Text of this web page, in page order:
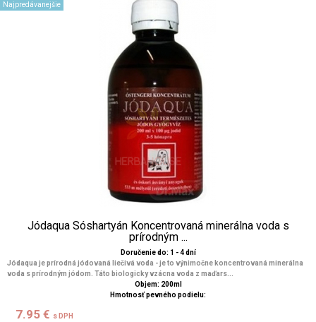
Najpredávanejšie
Jódaqua Sóshartyán Koncentrovaná minerálna voda s
prírodným ...
Doručenie do: 1 - 4 dní
Jódaqua je prírodná jódovaná liečivá voda - je to výnimočne koncentrovaná minerálna
voda s prírodným jódom. Táto biologicky vzácna voda z maďars...
Objem: 200ml
Hmotnosť pevného podielu:
7.95 € s DPH